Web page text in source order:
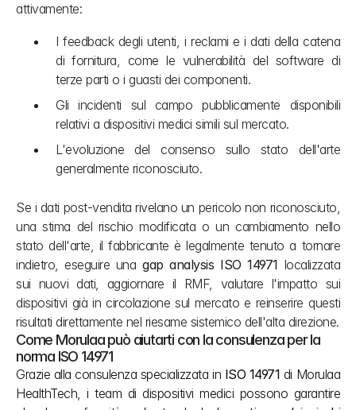
attivamente:
I feedback degli utenti, i reclami e i dati della catena
di fornitura, come le vulnerabilità del software di
terze parti o i guasti dei componenti.
Gli incidenti sul campo pubblicamente disponibili
relativi a dispositivi medici simili sul mercato.
L'evoluzione del consenso sullo stato dell'arte
generalmente riconosciuto.
Se i dati post-vendita rivelano un pericolo non riconosciuto,
una stima del rischio modificata o un cambiamento nello
stato dell'arte, il fabbricante è legalmente tenuto a tornare
indietro, eseguire una gap analysis ISO 14971 localizzata
sui nuovi dati, aggiornare il RMF, valutare l'impatto sui
dispositivi già in circolazione sul mercato e reinserire questi
risultati direttamente nel riesame sistemico dell'alta direzione.
Come Morulaa può aiutarti con la consulenza per la
norma ISO 14971
Grazie alla consulenza specializzata in ISO 14971 di Morulaa
HealthTech, i team di dispositivi medici possono garantire